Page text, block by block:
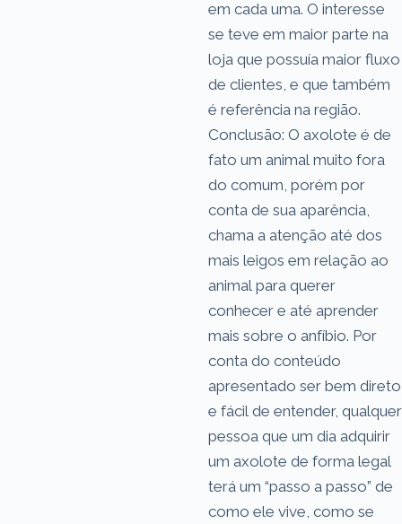
em cada uma. O interesse
se teve em maior parte na
loja que possuía maior fluxo
de clientes, e que também
é referência na região.
Conclusão: O axolote é de
fato um animal muito fora
do comum, porém por
conta de sua aparência,
chama a atenção até dos
mais leigos em relação ao
animal para querer
conhecer e até aprender
mais sobre o anfíbio. Por
conta do conteúdo
apresentado ser bem direto
e fácil de entender, qualquer
pessoa que um dia adquirir
um axolote de forma legal
terá um “passo a passo” de
como ele vive, como se